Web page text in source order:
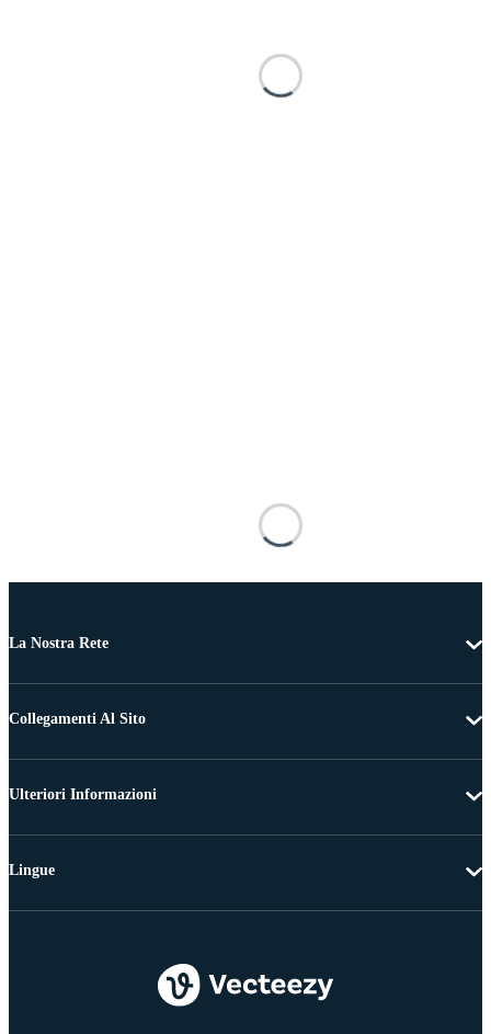
La Nostra Rete
Collegamenti Al Sito
Ulteriori Informazioni
Lingue